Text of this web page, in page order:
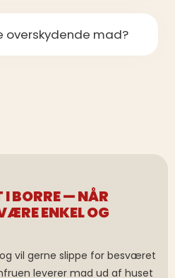
overskydende mad?
I BORRE — NÅR
ENKEL OG
vil gerne slippe for besværet
leverer mad ud af huset